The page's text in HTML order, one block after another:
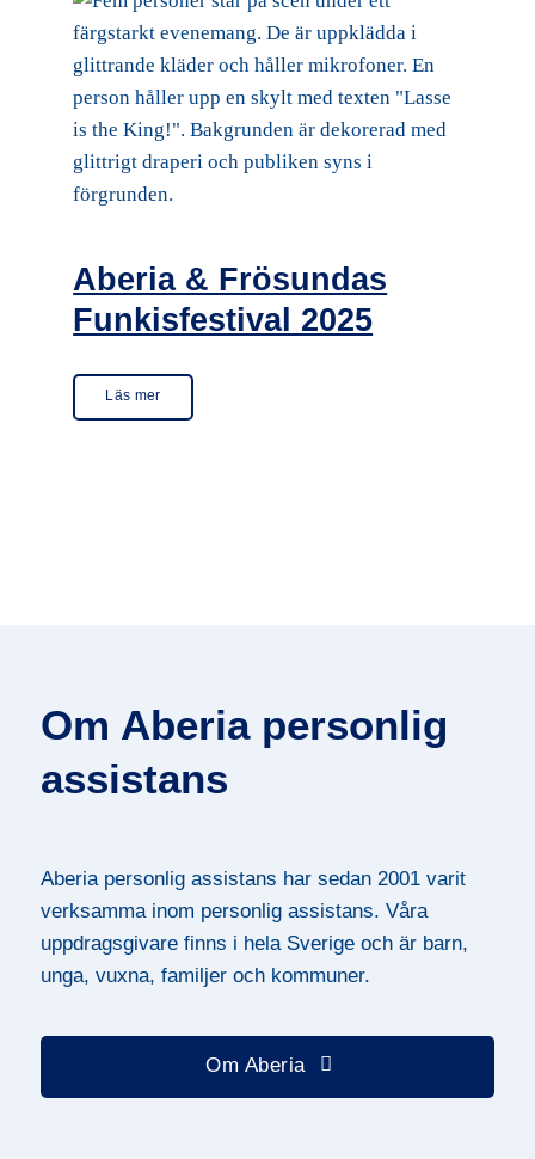
Aberia & Frösundas
Funkisfestival 2025
Läs mer
Om Aberia personlig
assistans
Aberia personlig assistans har sedan 2001 varit
verksamma inom personlig assistans. Våra
uppdragsgivare finns i hela Sverige och är barn,
unga, vuxna, familjer och kommuner.
Om Aberia